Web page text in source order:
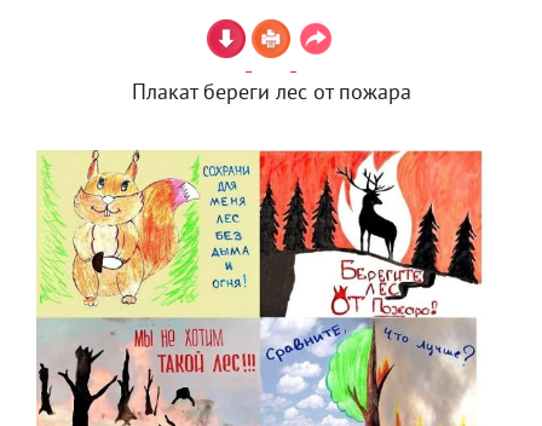
Плакат береги лес от пожара